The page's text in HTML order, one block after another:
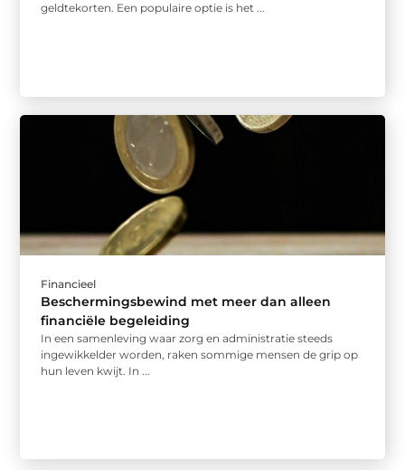
geldtekorten. Een populaire optie is het ...
Financieel
Beschermingsbewind met meer dan alleen
financiële begeleiding
In een samenleving waar zorg en administratie steeds
ingewikkelder worden, raken sommige mensen de grip op
hun leven kwijt. In ...